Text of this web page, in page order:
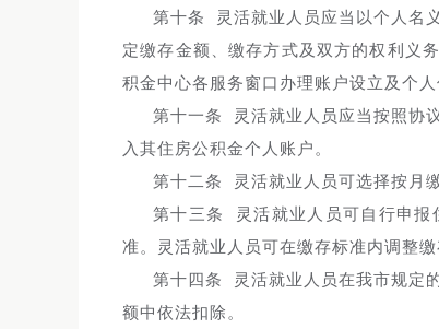
第十条 灵活就业人员应当以个人名
定缴存金额、缴存方式及双方的权利义
积金中心各服务窗口办理账户设立及个人
第十一条 灵活就业人员应当按照协
入其住房公积金个人账户。
第十二条 灵活就业人员可选择按月
第十三条 灵活就业人员可自行申报
准。灵活就业人员可在缴存标准内调整缴
第十四条 灵活就业人员在我市规定
额中依法扣除。